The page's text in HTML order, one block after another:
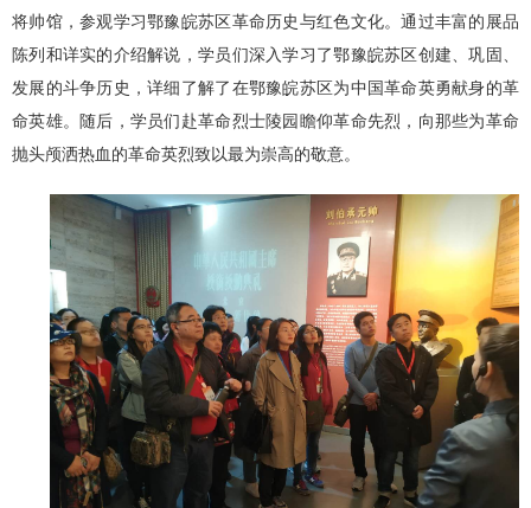
将帅馆，参观学习鄂豫皖苏区革命历史与红色文化。通过丰富的展品
陈列和详实的介绍解说，学员们深入学习了鄂豫皖苏区创建、巩固、
发展的斗争历史，详细了解了在鄂豫皖苏区为中国革命英勇献身的革
命英雄。随后，学员们赴革命烈士陵园瞻仰革命先烈，向那些为革命
抛头颅洒热血的革命英烈致以最为崇高的敬意。